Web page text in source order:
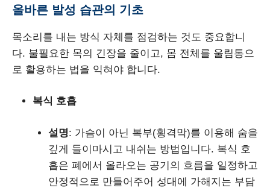
올바른 발성 습관의 기초
목소리를 내는 방식 자체를 점검하는 것도 중요합니
다. 불필요한 목의 긴장을 줄이고, 몸 전체를 울림통으
로 활용하는 법을 익혀야 합니다.
복식 호흡
설명: 가슴이 아닌 복부(횡격막)를 이용해 숨을
깊게 들이마시고 내쉬는 방법입니다. 복식 호
흡은 폐에서 올라오는 공기의 흐름을 일정하고
안정적으로 만들어주어 성대에 가해지는 부담